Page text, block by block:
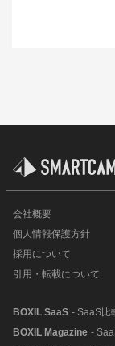
会社概要
個人情報保護方針
採用について
引用・転載について
BOXIL SaaS - SaaS比
BOXIL Magazine -